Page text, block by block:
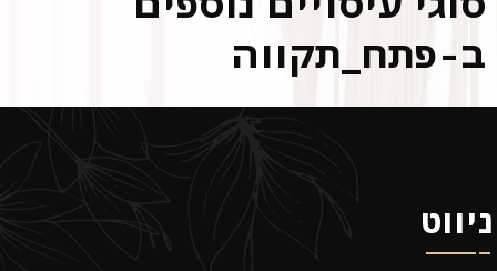
ב-פתח_תקווה
ניווט